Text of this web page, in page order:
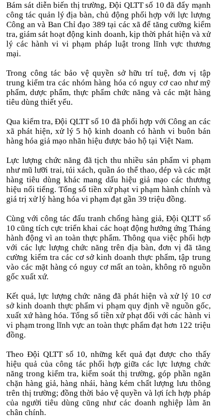
Bám sát diễn biến thị trường, Đội QLTT số 10 đã đẩy mạnh
công tác quản lý địa bàn, chủ động phối hợp với lực lượng
Công an và Ban Chỉ đạo 389 tại các xã để tăng cường kiểm
tra, giám sát hoạt động kinh doanh, kịp thời phát hiện và xử
lý các hành vi vi phạm pháp luật trong lĩnh vực thương
mại.
Trong công tác bảo vệ quyền sở hữu trí tuệ, đơn vị tập
trung kiểm tra các nhóm hàng hóa có nguy cơ cao như mỹ
phẩm, dược phẩm, thực phẩm chức năng và các mặt hàng
tiêu dùng thiết yếu.
Qua kiểm tra, Đội QLTT số 10 đã phối hợp với Công an các
xã phát hiện, xử lý 5 hộ kinh doanh có hành vi buôn bán
hàng hóa giả mạo nhãn hiệu được bảo hộ tại Việt Nam.
Lực lượng chức năng đã tịch thu nhiều sản phẩm vi phạm
như mũ lưỡi trai, túi xách, quần áo thể thao, dép và các mặt
hàng tiêu dùng khác mang dấu hiệu giả mạo các thương
hiệu nổi tiếng. Tổng số tiền xử phạt vi phạm hành chính và
giá trị xử lý hàng hóa vi phạm đạt gần 39 triệu đồng.
Cùng với công tác đấu tranh chống hàng giả, Đội QLTT số
10 cũng tích cực triển khai các hoạt động hưởng ứng Tháng
hành động vì an toàn thực phẩm. Thông qua việc phối hợp
với các lực lượng chức năng trên địa bàn, đơn vị đã tăng
cường kiểm tra các cơ sở kinh doanh thực phẩm, tập trung
vào các mặt hàng có nguy cơ mất an toàn, không rõ nguồn
gốc xuất xứ.
Kết quả, lực lượng chức năng đã phát hiện và xử lý 10 cơ
sở kinh doanh thực phẩm vi phạm quy định về nguồn gốc,
xuất xứ hàng hóa. Tổng số tiền xử phạt đối với các hành vi
vi phạm trong lĩnh vực an toàn thực phẩm đạt hơn 122 triệu
đồng.
Theo Đội QLTT số 10, những kết quả đạt được cho thấy
hiệu quả của công tác phối hợp giữa các lực lượng chức
năng trong kiểm tra, kiểm soát thị trường, góp phần ngăn
chặn hàng giả, hàng nhái, hàng kém chất lượng lưu thông
trên thị trường; đồng thời bảo vệ quyền và lợi ích hợp pháp
của người tiêu dùng cũng như các doanh nghiệp làm ăn
chân chính.